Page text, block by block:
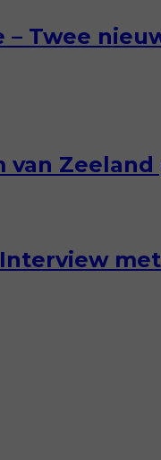
Twee